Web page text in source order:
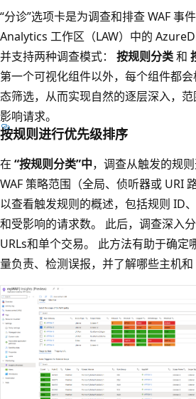
“分诊”选项卡是为调查和排查 WAF 事
Analytics 工作区（LAW）中的
并支持两种调查模式： 按规则分类和
第一个可视化组件以外，每个组件都
态筛选，从而实现自然的逐层深入，
影响请求。
按规则进行优先级排序
在 “按规则分类”中，调查从触发的规
WAF 策略范围（全局、侦听器或 URI
以查看触发规则的概述，包括规则 ID
和受影响的请求数。 此后，调查深入分
URLs和单个交易。 此方法有助于确定
量负责、检测误报，并了解哪些主机和